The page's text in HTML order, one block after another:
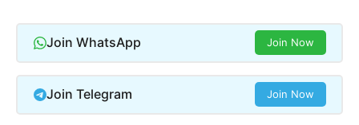
Join WhatsApp Join Now
Join Telegram Join Now